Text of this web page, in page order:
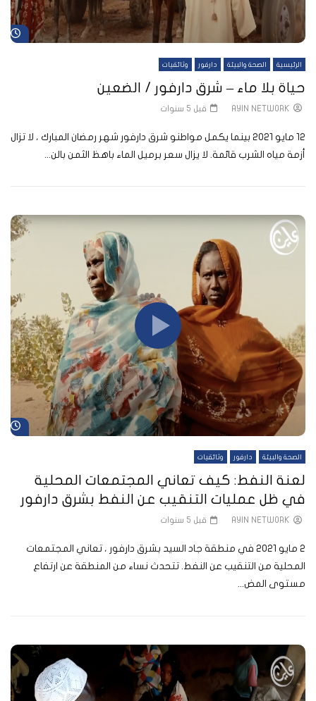
الرئيسية الصحة والبيئة دارفور وثائقيات
حياة بلا ماء – شرق دارفور / الضعين
AYIN NETWORK قبل 5 سنوات
12 مايو 2021 بينما يكمل مواطنو شرق دارفور شهر رمضان المبارك ، لا تزال
أزمة مياه الشرب قائمة. لا يزال سعر برميل الماء باهظ الثمن بالن...
الصحة والبيئة دارفور وثائقيات
لعنة النفط: كيف تعاني المجتمعات المحلية
في ظل عمليات التنقيب عن النفط بشرق دارفور
AYIN NETWORK قبل 5 سنوات
2 مايو 2021 في منطقة جاد السيد بشرق دارفور ، تعاني المجتمعات
المحلية من التنقيب عن النفط. تتحدث نساء من المنطقة عن ارتفاع
مستوى المض...